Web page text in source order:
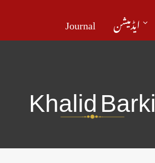
Journal ایڈمیشن
Khalid Barki